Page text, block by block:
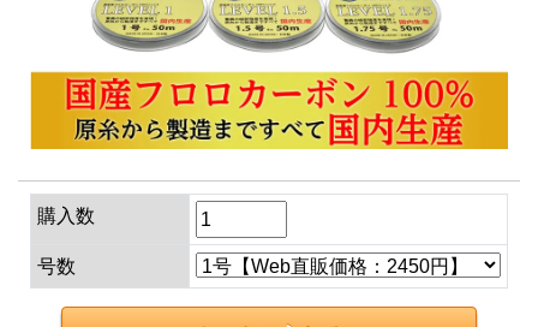
購入数
号数